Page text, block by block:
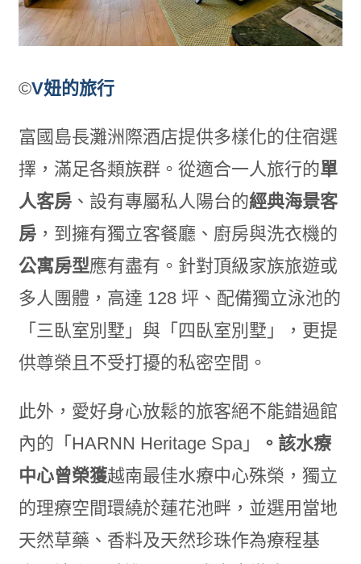
©V妞的旅行
富國島長灘洲際酒店提供多樣化的住宿選
擇，滿足各類族群。從適合一人旅行的單
人客房、設有專屬私人陽台的經典海景客
房，到擁有獨立客餐廳、廚房與洗衣機的
公寓房型應有盡有。針對頂級家族旅遊或
多人團體，高達 128 坪、配備獨立泳池的
「三臥室別墅」與「四臥室別墅」，更提
供尊榮且不受打擾的私密空間。
此外，愛好身心放鬆的旅客絕不能錯過館
內的「HARNN Heritage Spa」
。該水療
中心曾榮獲越南最佳水療中心殊榮，獨立
的理療空間環繞於蓮花池畔，並選用當地
天然草藥、香料及天然珍珠作為療程基